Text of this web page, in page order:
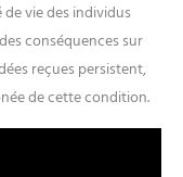
vie des individus
conséquences sur
reçues persistent,
de cette condition.